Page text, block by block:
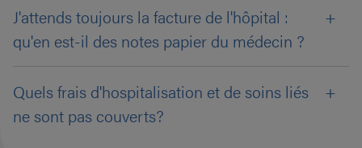
J'attends toujours la facture de l'hôpital :
qu'en est-il des notes papier du médecin ?
Quels frais d'hospitalisation et de soins liés
ne sont pas couverts?